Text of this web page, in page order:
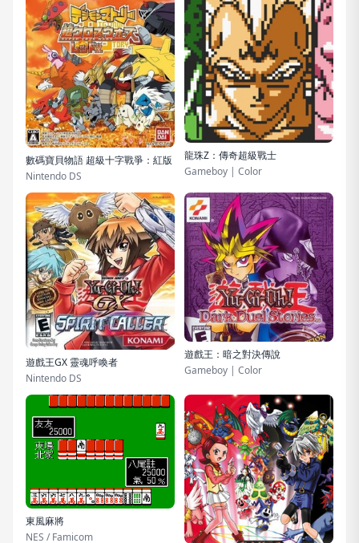
數碼寶貝物語 超級十字戰爭：紅版
Nintendo DS
龍珠Z：傳奇超級戰士
Gameboy | Color
遊戲王GX 靈魂呼喚者
Nintendo DS
遊戲王：暗之對決傳說
Gameboy | Color
東風麻將
NES / Famicom